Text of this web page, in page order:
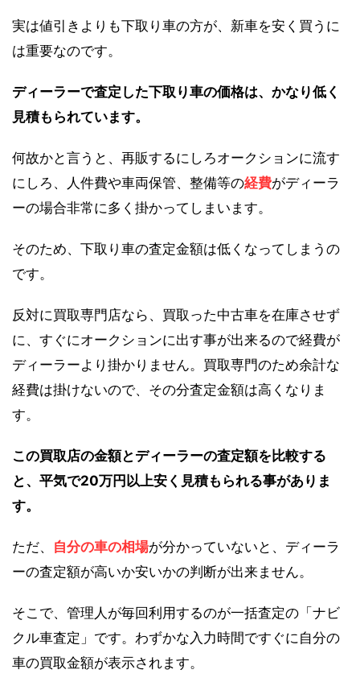
実は値引きよりも下取り車の方が、新車を安く買うに
は重要なのです。
ディーラーで査定した下取り車の価格は、かなり低く
見積もられています。
何故かと言うと、再販するにしろオークションに流す
にしろ、人件費や車両保管、整備等の経費がディーラ
ーの場合非常に多く掛かってしまいます。
そのため、下取り車の査定金額は低くなってしまうの
です。
反対に買取専門店なら、買取った中古車を在庫させず
に、すぐにオークションに出す事が出来るので経費が
ディーラーより掛かりません。買取専門のため余計な
経費は掛けないので、その分査定金額は高くなりま
す。
この買取店の金額とディーラーの査定額を比較する
と、平気で20万円以上安く見積もられる事がありま
す。
ただ、 自分の車の相場が分かっていないと、ディーラ
ーの査定額が高いか安いかの判断が出来ません。
そこで、管理人が毎回利用するのが一括査定の「ナビ
クル車査定」です。わずかな入力時間ですぐに自分の
車の買取金額が表示されます。